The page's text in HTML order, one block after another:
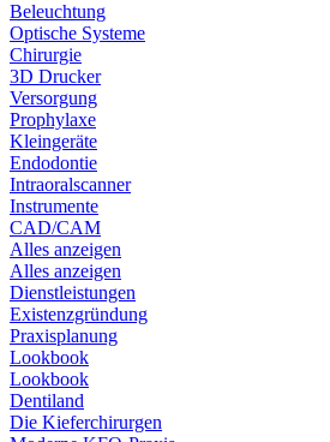
Beleuchtung
Optische Systeme
Chirurgie
3D Drucker
Versorgung
Prophylaxe
Kleingeräte
Endodontie
Intraoralscanner
Instrumente
CAD/CAM
Alles anzeigen
Alles anzeigen
Dienstleistungen
Existenzgründung
Praxisplanung
Lookbook
Lookbook
Dentiland
Die Kieferchirurgen